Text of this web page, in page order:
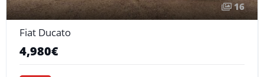
16
Fiat Ducato
4,980€